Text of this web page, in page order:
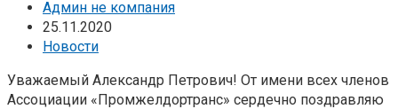
Админ не компания
25.11.2020
Новости
Уважаемый Александр Петрович! От имени всех членов
Ассоциации «Промжелдортранс» сердечно поздравляю